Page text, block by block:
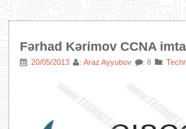
Fərhad Kərimov CCNA
: 20/05/2013 : Araz Ayyubov : 8 :